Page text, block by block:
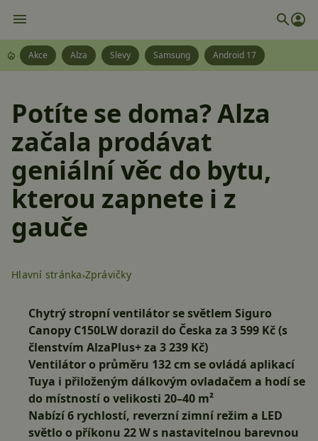
Akce Alza Slevy Samsung Android 17
Potíte se doma? Alza
začala prodávat
geniální věc do bytu,
kterou zapnete i z
gauče
Hlavní stránka Zprávičky
Chytrý stropní ventilátor se světlem Siguro
Canopy C150LWdorazil do Česka za 3 599 Kč (s
členstvím AlzaPlus+ za 3 239 Kč)
Ventilátor o průměru 132 cm se ovládá aplikací
Tuya i přiloženým dálkovým ovladačem a hodí se
do místností o velikosti 20–40 m²
Nabízí 6 rychlostí, reverzní zimní režim a LED
světlo o příkonu 22 W s nastavitelnou barevnou